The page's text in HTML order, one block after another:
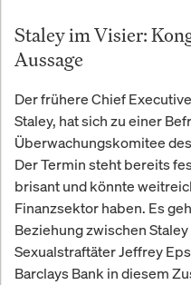
Staley im Visier:
Aussage
Der frühere Chief
Staley, hat sich zu einer
Überwachungskomitee
Der Termin steht bereits
brisant und könnte
Finanzsektor haben. Es
Beziehung zwischen
Sexualstraftäter Jeffrey
Barclays Bank in diesem